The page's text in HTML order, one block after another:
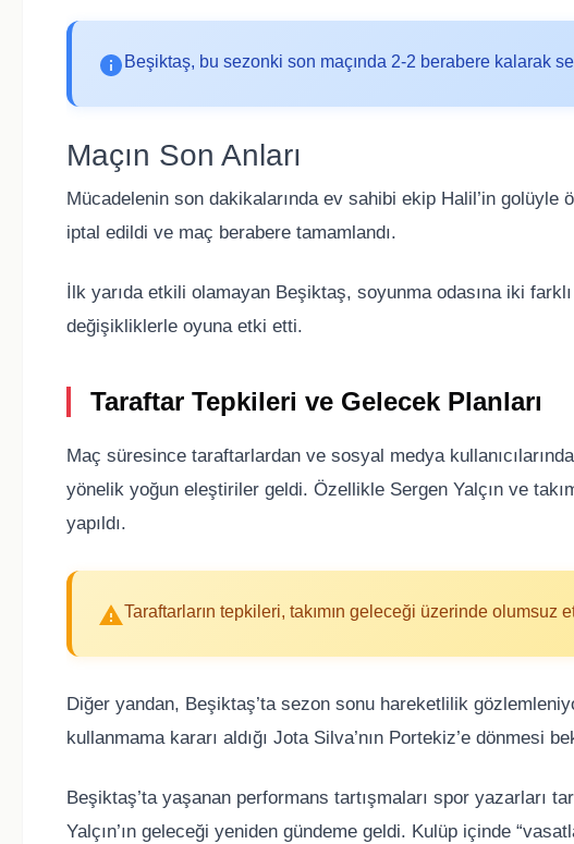
Beşiktaş, bu sezonki son maçında 2-2 berabere kalarak
Maçın Son Anları
Mücadelenin son dakikalarında ev sahibi ekip Halil’in golüyle
iptal edildi ve maç berabere tamamlandı.
İlk yarıda etkili olamayan Beşiktaş, soyunma odasına iki
değişikliklerle oyuna etki etti.
Taraftar Tepkileri ve Gelecek Planları
Maç süresince taraftarlardan ve sosyal medya
yönelik yoğun eleştiriler geldi. Özellikle Sergen Yalçın ve
yapıldı.
Taraftarların tepkileri, takımın geleceği üzerinde olumsuz
Diğer yandan, Beşiktaş’ta sezon sonu hareketlilik
kullanmama kararı aldığı Jota Silva’nın Portekiz’e dönmesi
Beşiktaş’ta yaşanan performans tartışmaları spor yazarları
Yalçın’ın geleceği yeniden gündeme geldi. Kulüp içinde